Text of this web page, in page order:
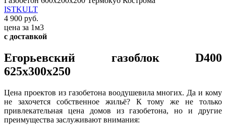
ISTKULT
4 900 руб.
цена за 1м3
с доставкой
Егорьевский газоблок D400
625х300х250
Цена проектов из газобетона воодушевила многих. Да и кому
не захочется собственное жильё? К тому же не только
привлекательная цена домов из газобетона, но и другие
преимущества заслуживают внимания: